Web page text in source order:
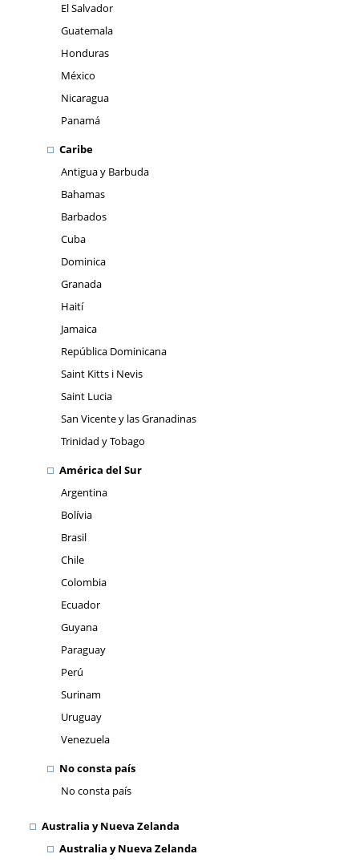
El Salvador
Guatemala
Honduras
México
Nicaragua
Panamá
Caribe
Antigua y Barbuda
Bahamas
Barbados
Cuba
Dominica
Granada
Haití
Jamaica
República Dominicana
Saint Kitts i Nevis
Saint Lucia
San Vicente y las Granadinas
Trinidad y Tobago
América del Sur
Argentina
Bolívia
Brasil
Chile
Colombia
Ecuador
Guyana
Paraguay
Perú
Surinam
Uruguay
Venezuela
No consta país
No consta país
Australia y Nueva Zelanda
Australia y Nueva Zelanda